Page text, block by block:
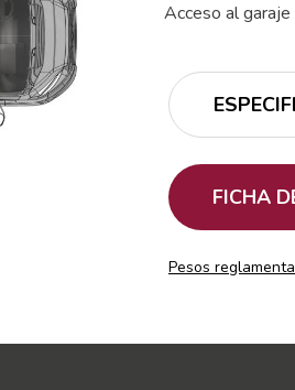
Acceso al
FICHA
Pesos